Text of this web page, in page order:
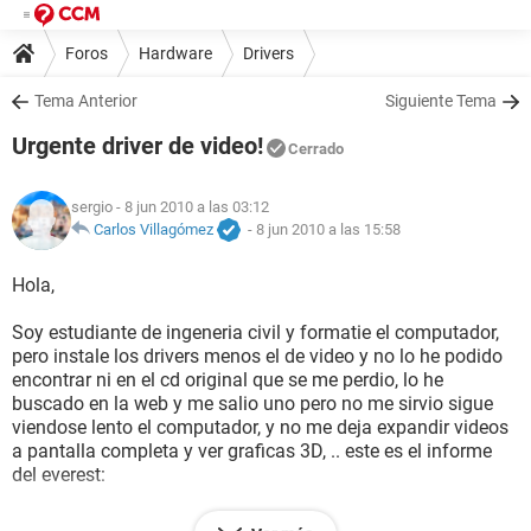
Foros Hardware Drivers
Tema Anterior Siguiente Tema
Urgente driver de video! Cerrado
sergio - 8 jun 2010 a las 03:12
Carlos Villagómez
- 8 jun 2010 a las 15:58
Hola,
Soy estudiante de ingeneria civil y formatie el computador,
pero instale los drivers menos el de video y no lo he podido
encontrar ni en el cd original que se me perdio, lo he
buscado en la web y me salio uno pero no me sirvio sigue
viendose lento el computador, y no me deja expandir videos
a pantalla completa y ver graficas 3D, .. este es el informe
del everest: